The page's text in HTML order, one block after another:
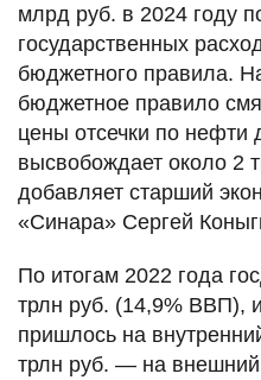
млрд руб. в 2024 году
государственных
бюджетного правила.
бюджетное правило
цены отсечки по нефти
высвобождает около 2
добавляет старший
«Синара» Сергей
По итогам 2022 года
трлн руб. (14,9% ВВП),
пришлось на
трлн руб. — на